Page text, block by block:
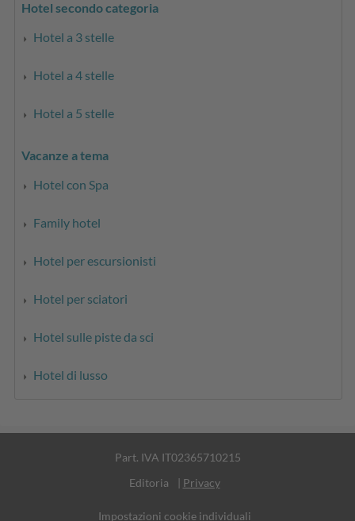
Hotel secondo categoria
Hotel a 3 stelle
Hotel a 4 stelle
Hotel a 5 stelle
Vacanze a tema
Hotel con Spa
Family hotel
Hotel per escursionisti
Hotel per sciatori
Hotel sulle piste da sci
Hotel di lusso
Part. IVA IT02365710215
Editoria
| Privacy
Impostazioni cookie individuali